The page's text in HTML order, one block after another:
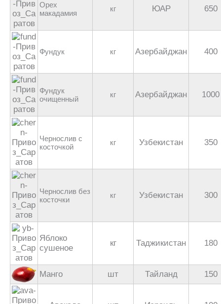
Орех
макадамия
кг ЮАР 650
Фундук кг Азербайджан 400
Фундук
очищенный
кг Азербайджан 1000
Чернослив с
косточкой
кг Узбекистан 350
Чернослив без
косточки
кг Узбекистан 300
Яблоко
сушеное
кг Таджикистан 180
Манго шт Тайланд 150